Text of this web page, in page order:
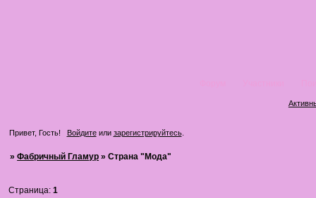
Привет, Гость! Войдитеили зарегистрируйтесь.
»Фабричный Гламур »Страна "Мода"
Страница:1